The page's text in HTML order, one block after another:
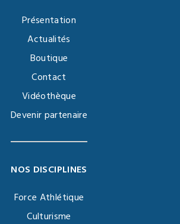
Présentation
Actualités
Boutique
Contact
Vidéothèque
Devenir partenaire
NOS DISCIPLINES
Force Athlétique
Culturisme